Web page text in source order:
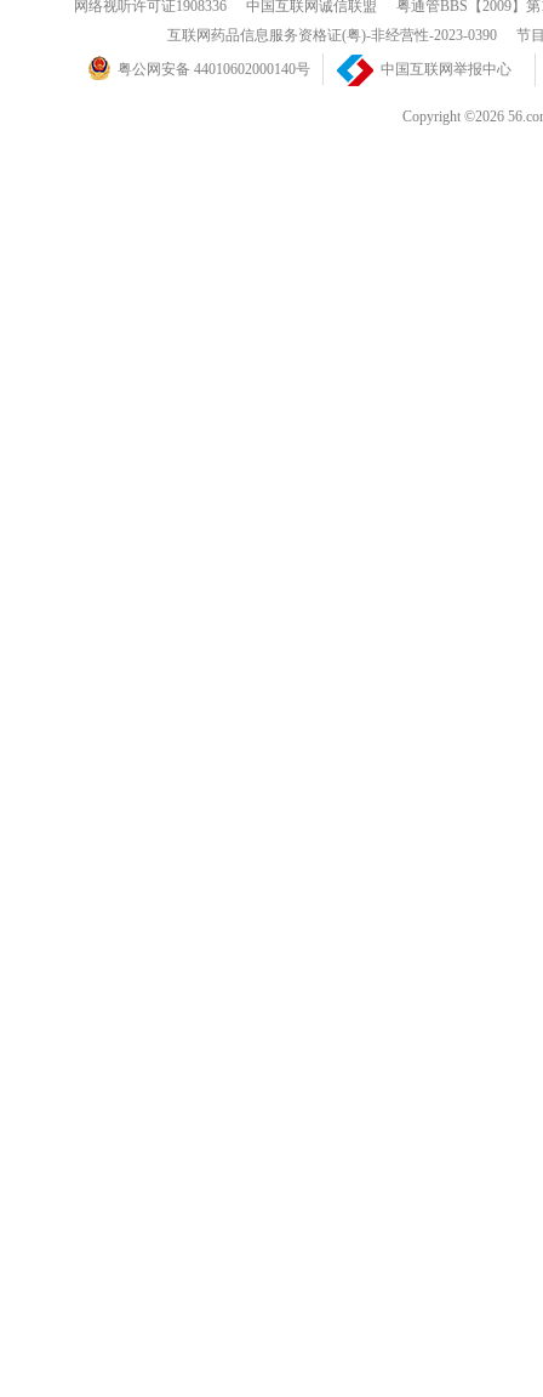
网络视听许可证1908336 中国互联网诚信联盟
粤通管BBS【2009】
互联网药品信息服务资格证(粤)-非经营性-2023-0390
节
粤公网安备 44010602000140号
中国互联网举报中心
Copyright ©2026